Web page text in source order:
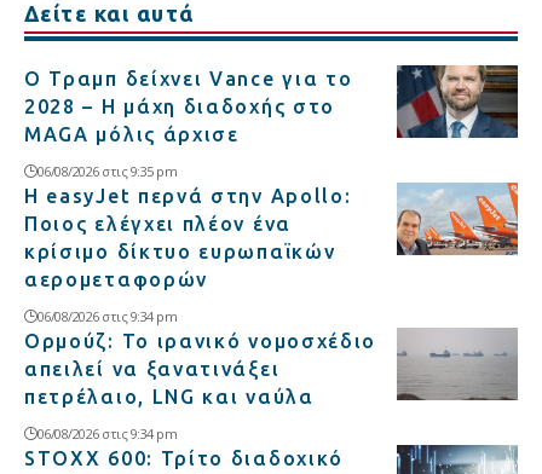
Δείτε και αυτά
Ο Τραμπ δείχνει Vance για το
2028 – Η μάχη διαδοχής στο
MAGA μόλις άρχισε
06/08/2026 στις 9:35 pm
Η easyJet περνά στην Apollo:
Ποιος ελέγχει πλέον ένα
κρίσιμο δίκτυο ευρωπαϊκών
αερομεταφορών
06/08/2026 στις 9:34 pm
Ορμούζ: Το ιρανικό νομοσχέδιο
απειλεί να ξανατινάξει
πετρέλαιο, LNG και ναύλα
06/08/2026 στις 9:34 pm
STOXX 600: Τρίτο διαδοχικό